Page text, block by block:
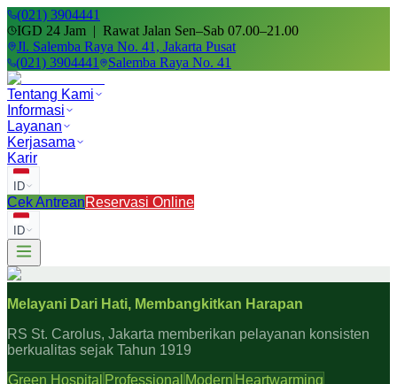
(021) 3904441
IGD 24 Jam | Rawat Jalan Sen–Sab 07.00–21.00
Jl. Salemba Raya No. 41, Jakarta Pusat
(021) 3904441
Salemba Raya No. 41
Tentang Kami
Informasi
Layanan
Kerjasama
Karir
ID
Cek AntreanReservasi Online
ID
Melayani Dari Hati, Membangkitkan Harapan
RS St. Carolus, Jakarta memberikan pelayanan konsisten
berkualitas sejak Tahun 1919
Green Hospital Professional Modern Heartwarming